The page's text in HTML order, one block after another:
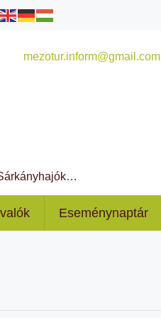
mezotur.inform@gmail.com
Eseménynaptár